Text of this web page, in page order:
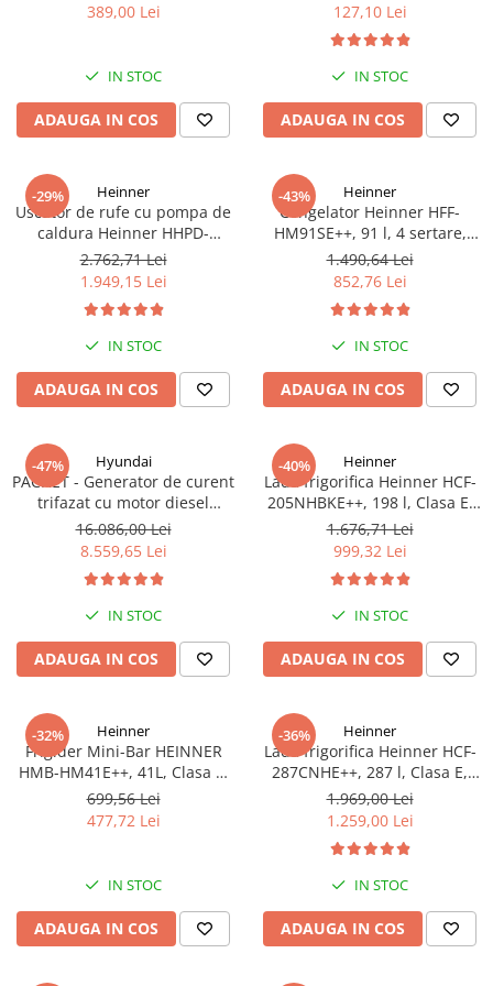
389,00 Lei
IN STOC
ADAUGA IN COS
bari Pandora
127,10 Lei
IN STOC
ADAUGA IN COS
-29% Heinner
Uscator de rufe cu pompa de
caldura Heinner HHPD-
V9T2KA++ Capacitate 9kg,
Clasa A++, 15 programe,
Display LED, Program Baby
Care, Functie anti-sifonare
2.762,71 Lei
1.949,15 Lei
IN STOC
ADAUGA IN COS
-43% Heinner
Congelator Heinner HFF-
HM91SE++, 91 l, 4 sertare,
Control mecanic, Clasa E, H 85
cm, Argintiu
1.490,64 Lei
852,76 Lei
IN STOC
ADAUGA IN COS
-47% Hyundai
PACHET - Generator de curent
trifazat cu motor diesel
Hyundai DHY8600SE-T, putere
motor 12 CP, Putere maxima
7.9 kVA, tensiune 380 / 220 V +
Automatizare trifazata ATS12-
3P
16.086,00 Lei
8.559,65 Lei
IN STOC
ADAUGA IN COS
-40% Heinner
Lada frigorifica Heinner HCF-
205NHBKE++, 198 l, Clasa E,
Compresor inverter, Display
waterproof, Negru
1.676,71 Lei
999,32 Lei
IN STOC
ADAUGA IN COS
-32% Heinner
Frigider Mini-Bar HEINNER
HMB-HM41E++, 41L, Clasa E,
Alb, Răcire Statică
699,56 Lei
477,72 Lei
IN STOC
ADAUGA IN COS
-36% Heinner
Lada frigorifica Heinner HCF-
287CNHE++, 287 l, Clasa E,
Compresor inverter, Iluminare
LED, Functionalitate frigider,
Alb
1.969,00 Lei
1.259,00 Lei
IN STOC
ADAUGA IN COS